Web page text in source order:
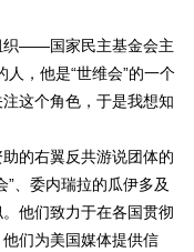
织——国家民主基金会主
，他是“世维会”的一个
这个角色，于是我想知
的右翼反共游说团体的
”、委内瑞拉的瓜伊多及
他们致力于在各国贯彻
们为美国媒体提供信